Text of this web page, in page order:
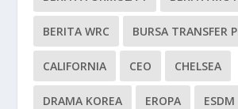
BERITA WRC BURSA TRANSFER
CALIFORNIA CEO CHELSEA
DRAMA KOREA EROPA ESDM